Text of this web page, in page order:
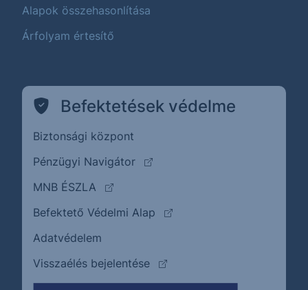
Alapok összehasonlítása
Árfolyam értesítő
Befektetések védelme
Biztonsági központ
Pénzügyi Navigátor
(külső oldalra ugrik)
MNB ÉSZLA
(külső oldalra ugrik)
Befektető Védelmi Alap
(külső oldalra ugrik)
Adatvédelem
Visszaélés bejelentése
(külső oldalra ugrik)